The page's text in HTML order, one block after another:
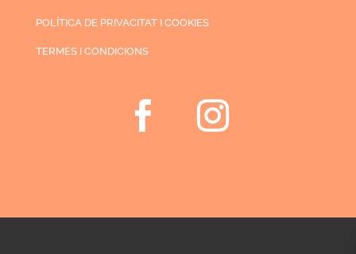
POLÍTICA DE PRIVACITAT I COOKIES
TERMES I CONDICIONS